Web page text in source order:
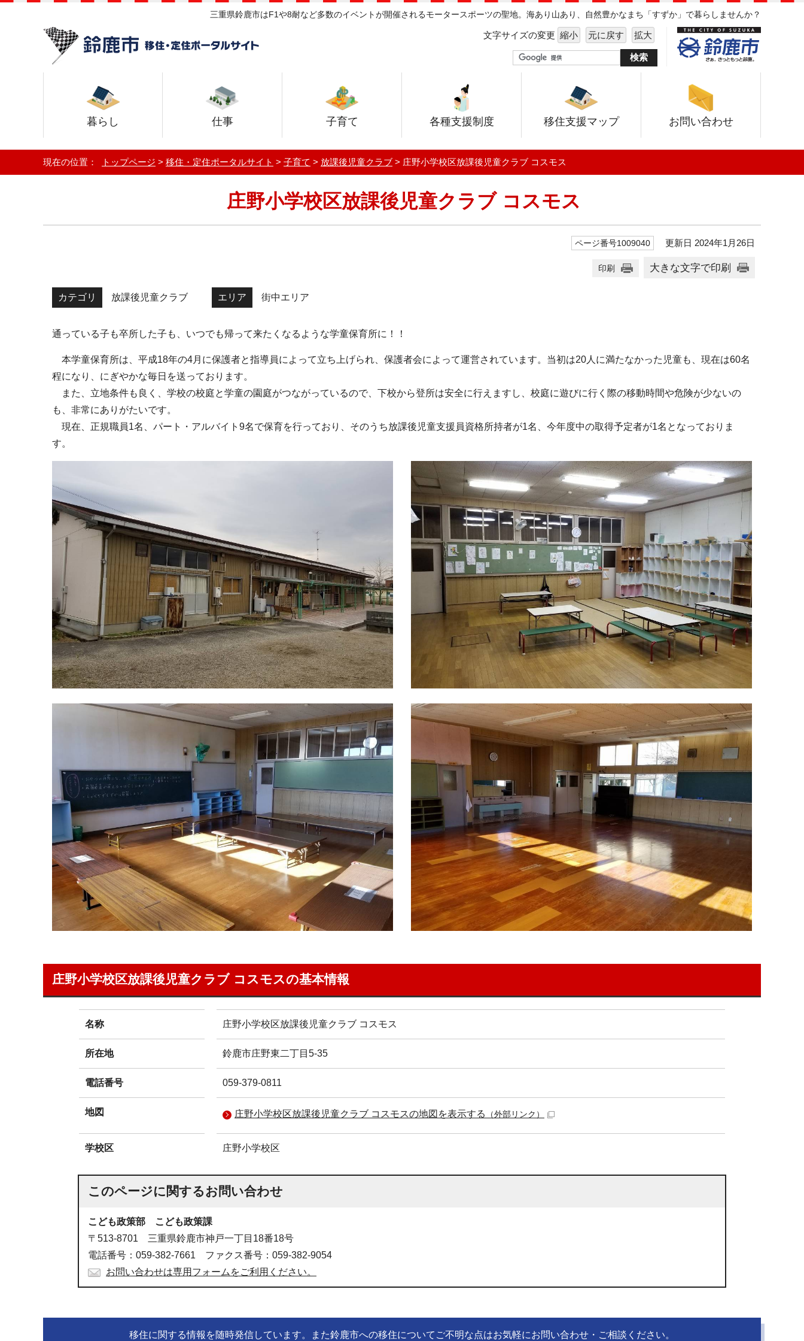
三重県鈴鹿市はF1や8耐など多数のイベントが開催されるモータースポーツの聖地。海あり山あり、自然豊かなまち「すずか」で暮らしませんか？
文字サイズの変更 縮小 元に戻す 拡大
暮らし 仕事 子育て 各種支援制度 移住支援マップ お問い合わせ
現在の位置： トップページ > 移住・定住ポータルサイト > 子育て > 放課後児童クラブ > 庄野小学校区放課後児童クラブ コスモス
庄野小学校区放課後児童クラブ コスモス
ページ番号1009040 更新日 2024年1月26日
印刷 大きな文字で印刷
カテゴリ 放課後児童クラブ エリア 街中エリア
通っている子も卒所した子も、いつでも帰って来たくなるような学童保育所に！！
本学童保育所は、平成18年の4月に保護者と指導員によって立ち上げられ、保護者会によって運営されています。当初は20人に満たなかった児童も、現在は60名
程になり、にぎやかな毎日を送っております。
また、立地条件も良く、学校の校庭と学童の園庭がつながっているので、下校から登所は安全に行えますし、校庭に遊びに行く際の移動時間や危険が少ないの
も、非常にありがたいです。
現在、正規職員1名、パート・アルバイト9名で保育を行っており、そのうち放課後児童支援員資格所持者が1名、今年度中の取得予定者が1名となっておりま
す。
庄野小学校区放課後児童クラブ コスモスの基本情報
名称 庄野小学校区放課後児童クラブ コスモス
所在地 鈴鹿市庄野東二丁目5-35
電話番号 059-379-0811
地図 庄野小学校区放課後児童クラブ コスモスの地図を表示する （外部リンク）
学校区 庄野小学校区
このページに関するお問い合わせ
こども政策部 こども政策課
〒513-8701 三重県鈴鹿市神戸一丁目18番18号
電話番号：059-382-7661 ファクス番号：059-382-9054
お問い合わせは専用フォームをご利用ください。
移住に関する情報を随時発信しています。また鈴鹿市への移住についてご不明な点はお気軽にお問い合わせ・ご相談ください。